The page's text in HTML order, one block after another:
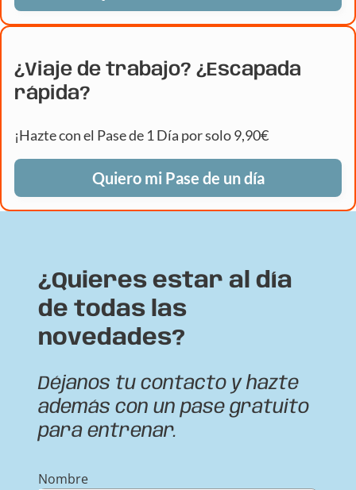
¿Viaje de trabajo? ¿Escapada
rápida?
¡Hazte con el Pase de 1 Día por solo 9,90€
Quiero mi Pase de un día
¿Quieres estar al día
de todas las
novedades?
Déjanos tu contacto y hazte
además con un pase gratuito
para entrenar.
Nombre